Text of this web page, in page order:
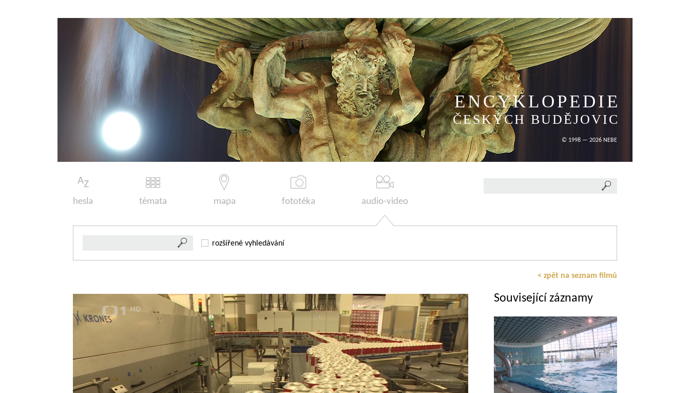
ENCYKLOPEDIE
ČESKÝCH BUDĚJOVIC
© 1998 — 2026 NEBE
hesla témata mapa fototéka audio-video
rozšířené vyhledávání
< zpět na seznam filmů
Související záznamy